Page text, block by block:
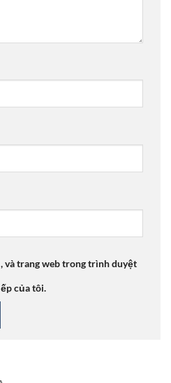
và trang web trong trình duyệt
của tôi.